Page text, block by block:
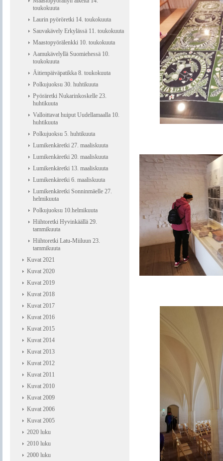
toukokuuta
Laurin pyöröretki 14. toukokuuta
Sauvakävely Erkylässä 11. toukokuuta
Maastopyörälenkki 10. toukokuuta
Aamukävelyllä Suomiehessä 10.
toukokuuta
Äitienpäiväpatikka 8. toukokuuta
Polkujuoksu 30. huhtikuuta
Pyöräretki Nukarinkoskelle 23.
huhtikuuta
Valloittavat huiput Uudellamaalla 10.
huhtikuuta
Polkujuoksu 5. huhtikuuta
Lumikenkäretki 27. maaliskuuta
Lumikenkäretki 20. maaliskuuta
Lumikenkäretki 13. maaliskuuta
Lumikenkäretki 6. maaliskuuta
Lumikenkäretki Sonninmäelle 27.
helmikuuta
Polkujuoksu 10.helmikuuta
Hiihtoretki Hyvinkäällä 29.
tammikuuta
Hiihtoretki Latu-Miiluun 23.
tammikuuta
Kuvat 2021
Kuvat 2020
Kuvat 2019
Kuvat 2018
Kuvat 2017
Kuvat 2016
Kuvat 2015
Kuvat 2014
Kuvat 2013
Kuvat 2012
Kuvat 2011
Kuvat 2010
Kuvat 2009
Kuvat 2006
Kuvat 2005
2020 luku
2010 luku
2000 luku